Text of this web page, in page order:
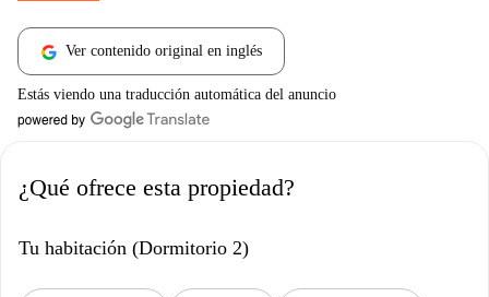
Ver contenido original en inglés
Estás viendo una traducción automática del anuncio
¿Qué ofrece esta propiedad?
Tu habitación (Dormitorio 2)